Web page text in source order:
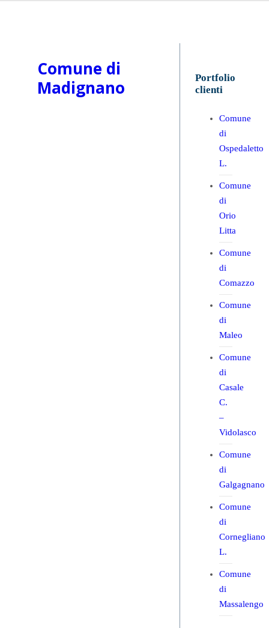
Comune di
Madignano
Portfolio
clienti
Comune
di
Ospedaletto
L.
Comune
di
Orio
Litta
Comune
di
Comazzo
Comune
di
Maleo
Comune
di
Casale
C.
–
Vidolasco
Comune
di
Galgagnano
Comune
di
Cornegliano
L.
Comune
di
Massalengo